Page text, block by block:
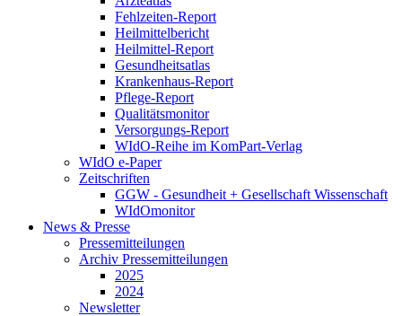
Fehlzeiten-Report
Heilmittelbericht
Heilmittel-Report
Gesundheitsatlas
Krankenhaus-Report
Pflege-Report
Qualitätsmonitor
Versorgungs-Report
WIdO-Reihe im KomPart-Verlag
WIdO e-Paper
Zeitschriften
GGW - Gesundheit + Gesellschaft Wissenschaft
WIdOmonitor
News & Presse
Pressemitteilungen
Archiv Pressemitteilungen
2025
2024
Newsletter